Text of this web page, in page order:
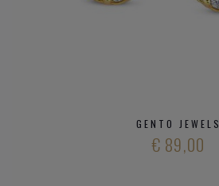
GENTO JEWELS
€ 89,00